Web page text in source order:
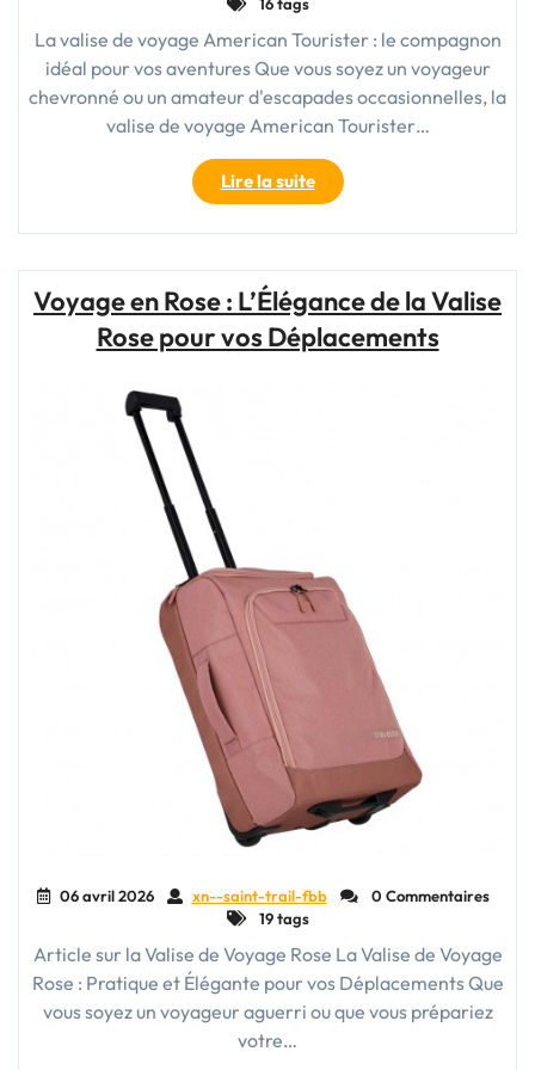
La valise de voyage American Tourister : le compagnon
idéal pour vos aventures Que vous soyez un voyageur
chevronné ou un amateur d'escapades occasionnelles, la
valise de voyage American Tourister…
Lire la suite"Découvrez
la
qualité
la
valise
Voyage en Rose : L’Élégance de la Valise
Rose pour vos Déplacements
06 avril 2026 xn--saint-trail-fbb
0 Commentaires
19 tags
Article sur la Valise de Voyage Rose La Valise de Voyage
Rose : Pratique et Élégante pour vos Déplacements Que
vous soyez un voyageur aguerri ou que vous prépariez
votre…